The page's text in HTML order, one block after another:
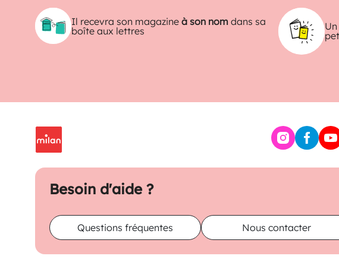
Il recevra son magazineà son nom dans sa
boîte aux lettres
Un
Besoin d'aide ?
Questions fréquentes Nous contacter